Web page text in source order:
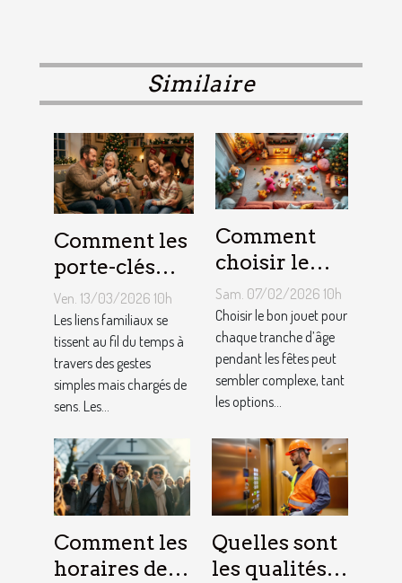
Similaire
Comment les
porte-clés
personnalisés
peuvent
renforcer les
liens
familiaux ?
Ven. 13/03/2026 10h
Les liens familiaux se
tissent au fil du temps à
travers des gestes
simples mais chargés de
sens. Les...
Comment
choisir le
jouet idéal
pour chaque
âge lors des
fêtes ?
Sam. 07/02/2026 10h
Choisir le bon jouet pour
chaque tranche d’âge
pendant les fêtes peut
sembler complexe, tant
les options...
Comment les
horaires de
Quelles sont
les qualités à